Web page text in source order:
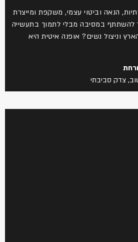
הנאה וביטוי עצמי, משקפת ומייצרת
במסיבה מבלי לתמוך בתעשייה
נשים? אופנה איטית היא
סביבתי